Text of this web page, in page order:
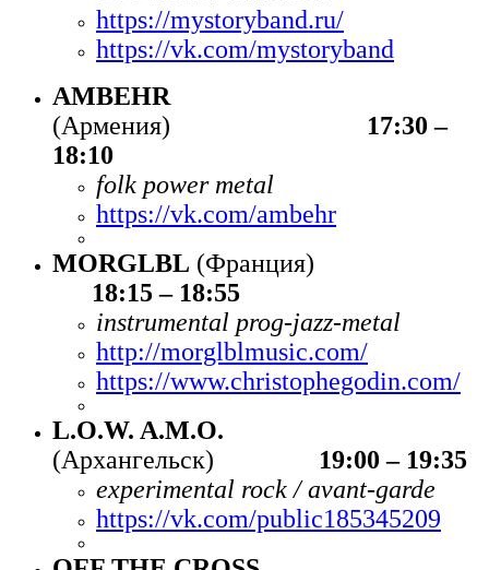
https://mystoryband.ru/
https://vk.com/mystoryband
AMBEHR
(Армения) 17:30 –
18:10
folk power metal
https://vk.com/ambehr
MORGLBL (Франция)
18:15 – 18:55
instrumental prog-jazz-metal
http://morglblmusic.com/
https://www.christophegodin.com/
L.O.W. A.M.O.
(Архангельск) 19:00 – 19:35
experimental rock / avant-garde
https://vk.com/public185345209